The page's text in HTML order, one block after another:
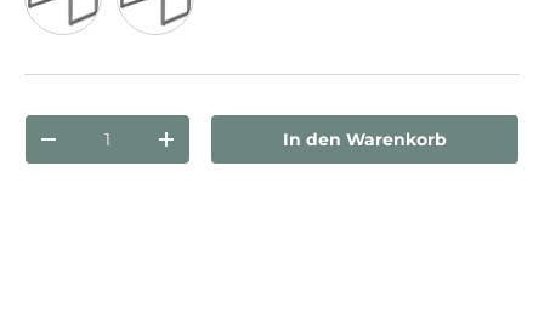
Anzahl
Menge verringernMenge erhöhenIn den Warenkorb